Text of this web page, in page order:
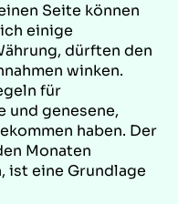
Seite können
einige
dürften den
winken.
für
und genesene,
haben. Der
Monaten
ist eine Grundlage